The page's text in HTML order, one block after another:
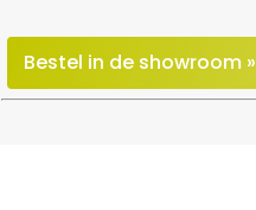
Bestel in de showroom »